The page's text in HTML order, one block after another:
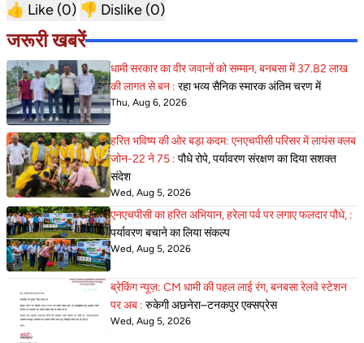
👍 Like (0) 👎 Dislike (0)
जरूरी खबरें
धामी सरकार का वीर जवानों को सम्मान, बनबसा में 37.82 लाख
की लागत से बन : रहा भव्य सैनिक स्मारक अंतिम चरण में
Thu, Aug 6, 2026
हरित भविष्य की ओर बड़ा कदम: एनएचपीसी परिसर में लायंस क्लब
जोन-22 ने 75 : पौधे रोपे, पर्यावरण संरक्षण का दिया सशक्त
संदेश
Wed, Aug 5, 2026
एनएचपीसी का हरित अभियान, हरेला पर्व पर लगाए फलदार पौधे, :
पर्यावरण बचाने का लिया संकल्प
Wed, Aug 5, 2026
ब्रेकिंग न्यूज़: CM धामी की पहल लाई रंग, बनबसा रेलवे स्टेशन
पर अब : रुकेगी अछनेरा–टनकपुर एक्सप्रेस
Wed, Aug 5, 2026